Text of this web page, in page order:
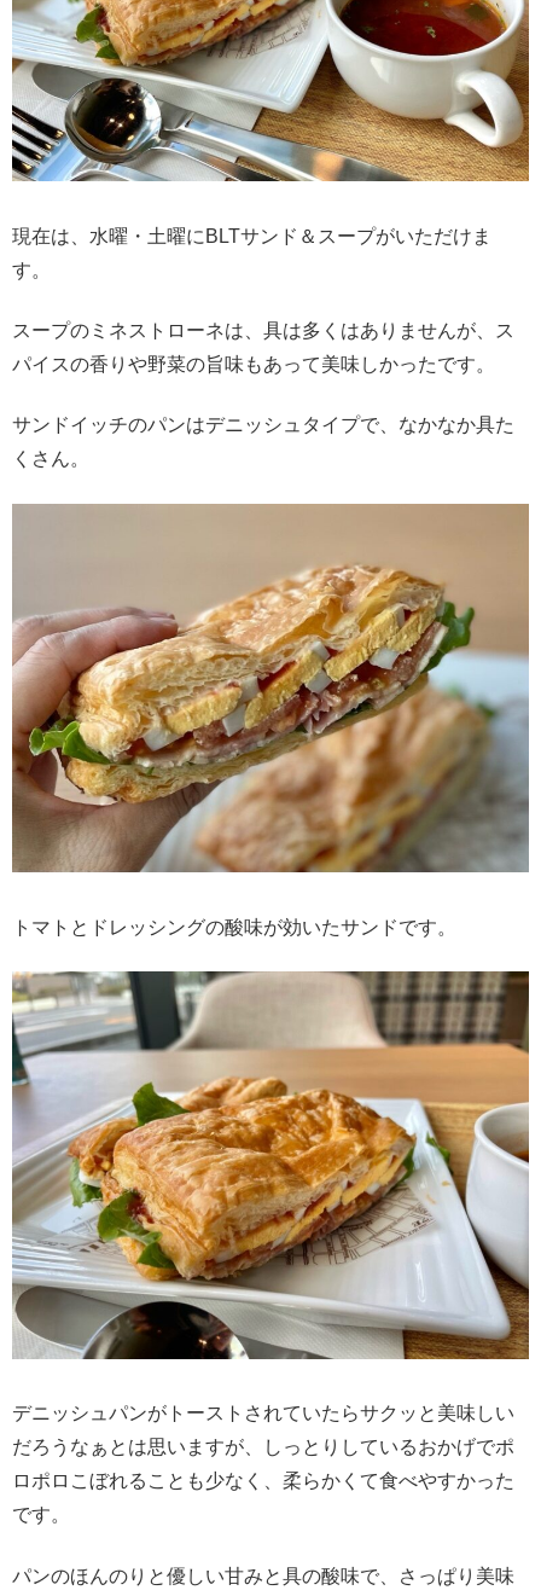
現在は、水曜・土曜にBLTサンド＆スープがいただけま
す。
スープのミネストローネは、具は多くはありませんが、ス
パイスの香りや野菜の旨味もあって美味しかったです。
サンドイッチのパンはデニッシュタイプで、なかなか具た
くさん。
トマトとドレッシングの酸味が効いたサンドです。
デニッシュパンがトーストされていたらサクッと美味しい
だろうなぁとは思いますが、しっとりしているおかげでポ
ロポロこぼれることも少なく、柔らかくて食べやすかった
です。
パンのほんのりと優しい甘みと具の酸味で、さっぱり美味